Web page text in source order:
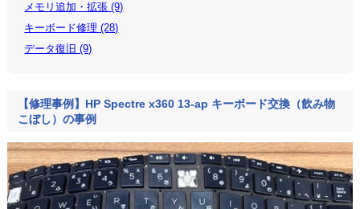
メモリ追加・拡張 (9)
キーボード修理 (28)
データ復旧 (9)
【修理事例】HP Spectre x360 13-ap キーボード交換（飲み物
こぼし）の事例